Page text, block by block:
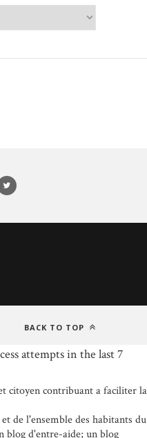
BACK TO TOP
attempts in the last 7
citoyen contribuant a faciliter la
de l'ensemble des habitants du
blog d'entre-aide; un blog